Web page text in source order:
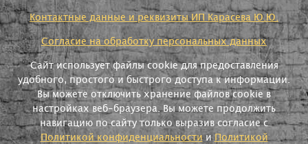
Контактные данные и реквизиты ИП Карасева Ю.Ю.
Согласие на обработку персональных данных
Сайт использует файлы cookie для предоставления
удобного, простого и быстрого доступа к информации.
Вы можете отключить хранение файлов cookie в
настройках веб-браузера. Вы можете продолжить
навигацию по сайту только выразив согласие с
Политикой конфиденциальностииПолитикой